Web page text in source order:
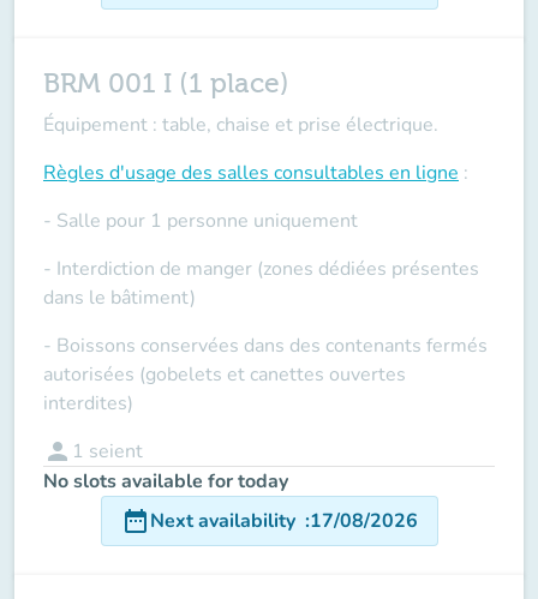
BRM 001 I (1 place)
Équipement : table, chaise et prise électrique.
Règles d'usage des salles consultables en ligne :
- Salle pour 1 personne uniquement
- Interdiction de manger (zones dédiées présentes
dans le bâtiment)
- Boissons conservées dans des contenants fermés
autorisées (gobelets et canettes ouvertes
interdites)
person 1 seient
No slots available for today
date_rangeNext availability :17/08/2026